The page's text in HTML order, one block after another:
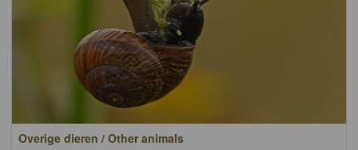
Overige dieren / Other animals